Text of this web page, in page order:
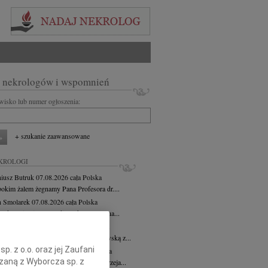
nekrologów i wspomnień
lub numer ogłoszenia:
+ szukanie zaawansowane
Butruk 07.08.2026cała Polska
żalem żegnamy Pana Profesora dr....
Smolarek 07.08.2026cała Polska
śmierci Pana nadinspektora Zenona...
żalem żegnamy Wacławę Myśliwską z...
Morozowski07.08.2026cała Polska
smutkiem i żalem żegnamy Andrzeja...
z o.o. oraz jej Zaufani
z Wyborcza sp. z